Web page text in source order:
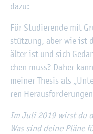
dazu:
Für Stu­die­ren­de mit
stüt­zung, aber wie ist
älter ist und sich
chen muss? Daher
mei­ner The­sis als
ren
Im Juli 2019 wirst du
Was sind deine Pläne